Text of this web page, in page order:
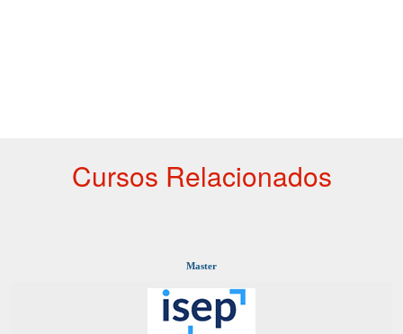
Cursos Relacionados
Master